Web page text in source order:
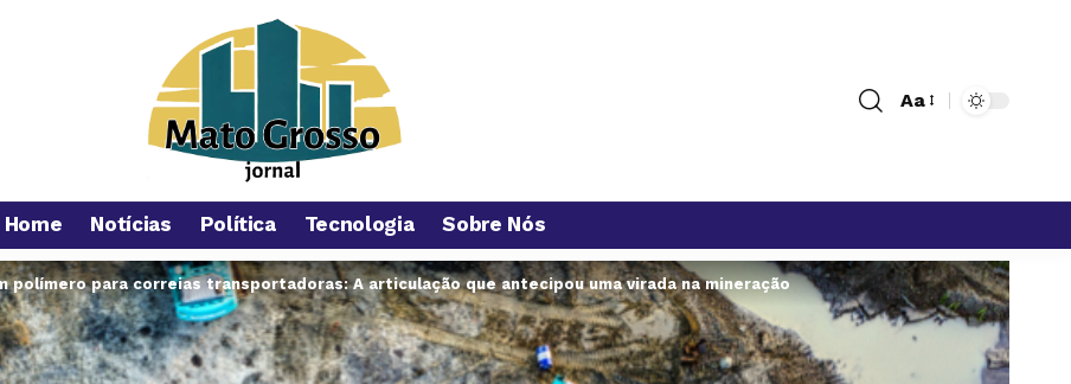
Aa
Home Notícias Política Tecnologia Sobre Nós
polímero para correias transportadoras: A articulação que antecipou uma virada na mineração